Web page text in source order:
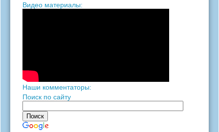
Видео материалы:
Наши комментаторы:
Поиск по сайту